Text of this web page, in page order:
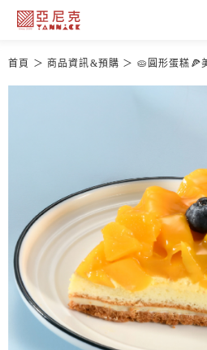
首頁 商品資訊&預購 🥧圓形蛋糕🍕